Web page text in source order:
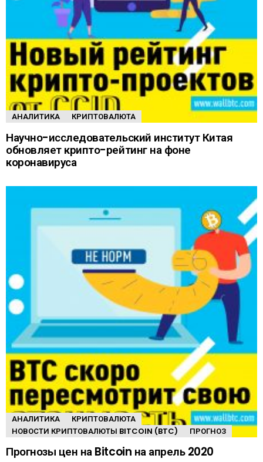
АНАЛИТИКА КРИПТОВАЛЮТА
Научно-исследовательский институт Китая
обновляет крипто-рейтинг на фоне
коронавируса
АНАЛИТИКА
КРИПТОВАЛЮТА
НОВОСТИ КРИПТОВАЛЮТЫ BITCOIN (BTC)
ПРОГНОЗ
Прогнозы цен на Bitcoin на апрель 2020